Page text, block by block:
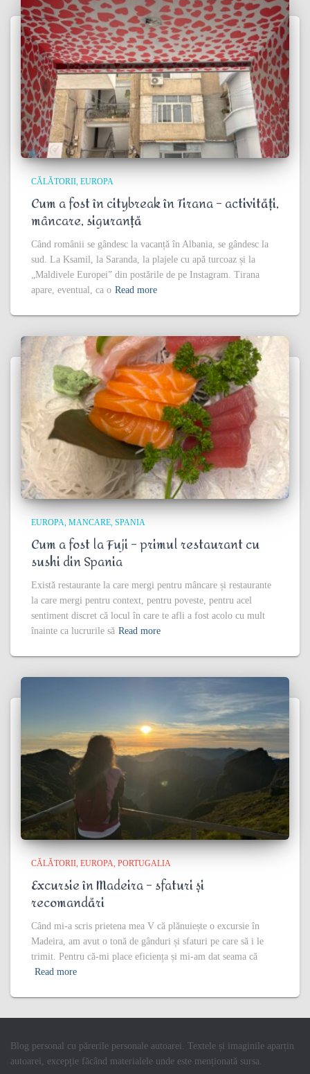
CĂLĂTORII EUROPA
Cum a fost în citybreak în Tirana – activități,
mâncare, siguranță
Când românii se gândesc la vacanță în Albania, se gândesc la
sud. La Ksamil, la Saranda, la plajele cu apă turcoaz și la
„Maldivele Europei” din postările de pe Instagram. Tirana
apare, eventual, ca o Read more
EUROPA MANCARE SPANIA
Cum a fost la Fuji – primul restaurant cu
sushi din Spania
Există restaurante la care mergi pentru mâncare și restaurante
la care mergi pentru context, pentru poveste, pentru acel
sentiment discret că locul în care te afli a fost acolo cu mult
înainte ca lucrurile să Read more
CĂLĂTORII EUROPA PORTUGALIA
Excursie în Madeira – sfaturi și
recomandări
Când mi-a scris prietena mea V că plănuiește o excursie în
Madeira, am avut o tonă de gânduri și sfaturi pe care să i le
trimit. Pentru că-mi place eficiența și mi-am dat seama că
Read more
Blog personal cu părerile personale autoarei. Textele și imaginile aparțin
autoarei, excepție făcând materialele unde este menționată sursa.